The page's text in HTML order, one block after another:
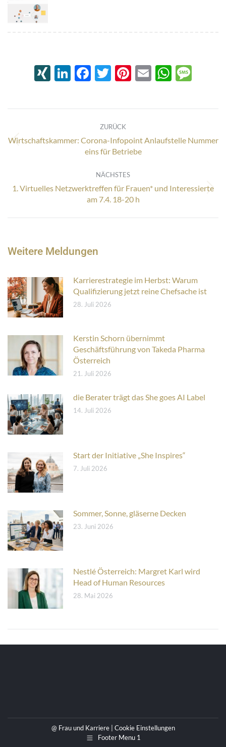
XINGLinkedIn
Facebook
Twitter
Pinterest
Email
ZURÜCK
Vorheriger
Beitrag:
Wirtschaftskammer: Corona-Infopoint Anlaufstelle Nummer
eins für Betriebe
NÄCHSTES
Nächster
Beitrag:
1. Virtuelles Netzwerktreffen für Frauen* und Interessierte
am 7.4. 18-20 h
Weitere Meldungen
Karrierestrategie im Herbst: Warum
Qualifizierung jetzt reine Chefsache ist
28. Juli 2026
Kerstin Schorn übernimmt
Geschäftsführung von Takeda Pharma
Österreich
21. Juli 2026
die Berater trägt das She goes AI Label
14. Juli 2026
Start der Initiative „She Inspires“
7. Juli 2026
Sommer, Sonne, gläserne Decken
23. Juni 2026
Nestlé Österreich: Margret Karl wird
Head of Human Resources
28. Mai 2026
@ Frau und Karriere | Cookie Einstellungen
Footer Menu 1